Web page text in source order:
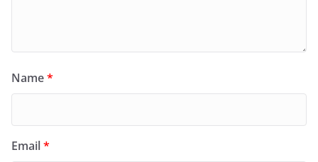
Name*
Email*